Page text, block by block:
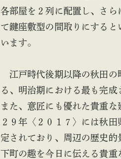
各部屋を２列に配置し、さら
て鍵座敷型の間取りにすると
います。
江戸時代後期以降の秋田の
る、明治期における最も完成
また、意匠にも優れた貴重
２９年〈２０１７〉には秋
定されており、周辺の歴史的
下町の趣を今日に伝える貴重